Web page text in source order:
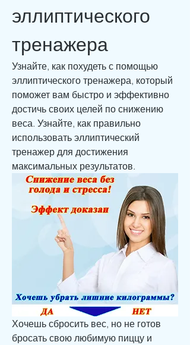
эллиптического
тренажера
Узнайте, как похудеть с помощью
эллиптического тренажера, который
поможет вам быстро и эффективно
достичь своих целей по снижению
веса. Узнайте, как правильно
использовать эллиптический
тренажер для достижения
максимальных результатов.
Хочешь сбросить вес, но не готов
бросать свою любимую пиццу и